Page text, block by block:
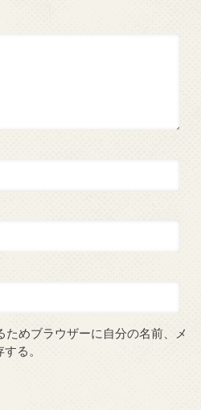
ためブラウザーに自分の名前、メ
る。